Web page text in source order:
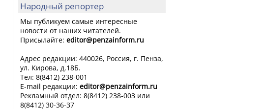
Народный репортер
Мы публикуем самые интересные
новости от наших читателей.
Присылайте: editor@penzainform.ru
Адрес редакции: 440026, Россия, г. Пенза,
ул. Кирова, д.18Б.
Тел: 8(8412) 238-001
E-mail редакции: editor@penzainform.ru
Рекламный отдел: 8(8412) 238-003 или
8(8412) 30-36-37